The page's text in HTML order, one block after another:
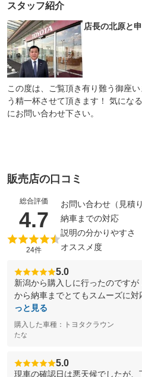
スタッフ紹介
店長の北原と申
この度は、ご覧頂き有り難う御座
う精一杯させて頂きます！ 気にな
にお問い合わせ下さい。
販売店の口コミ
総合評価
4.7 （5点満
24件
お問い合わせ（見積り
納車までの対応
説明の分かりやすさ
オススメ度
5.0
新潟から購入しに行ったのです
から納車までとてもスムーズに対
っと見る
購入した車種：トヨタクラウン
たな
5.0
現車の確認日は悪天候でしたが